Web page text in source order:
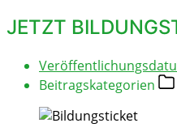
JETZT
Beitragskategorien